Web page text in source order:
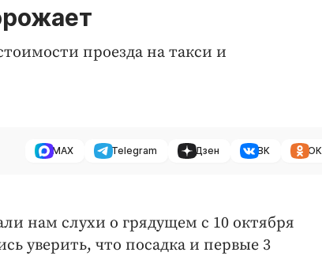
проезда на такси и
MAX Telegram Дзен ВК ОК
нам слухи о грядущем с 10 октября
уверить, что посадка и первые 3